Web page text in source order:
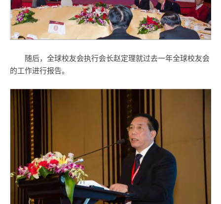
随后，全球校友会执行会长赵定理就过去一年全球校友会
的工作进行报告。